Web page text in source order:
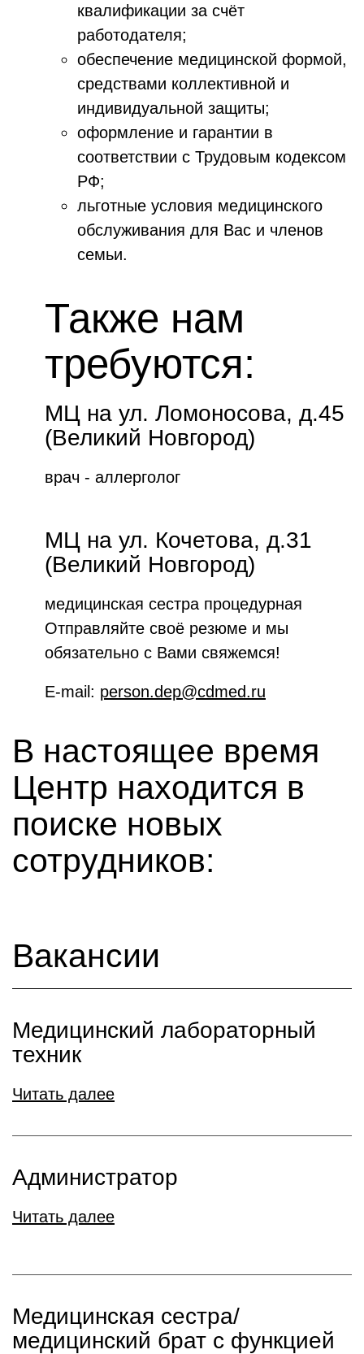
квалификации за счёт
работодателя;
обеспечение медицинской формой,
средствами коллективной и
индивидуальной защиты;
оформление и гарантии в
соответствии с Трудовым кодексом
РФ;
льготные условия медицинского
обслуживания для Вас и членов
семьи.
Также нам
требуются:
МЦ на ул. Ломоносова, д.45
(Великий Новгород)
врач - аллерголог
МЦ на ул. Кочетова, д.31
(Великий Новгород)
медицинская сестра процедурная
Отправляйте своё резюме и мы
обязательно с Вами свяжемся!
E-mail: person.dep@cdmed.ru
В настоящее время
Центр находится в
поиске новых
сотрудников:
Вакансии
Медицинский лабораторный
техник
Читать далее
Администратор
Читать далее
Медицинская сестра/
медицинский брат с функцией